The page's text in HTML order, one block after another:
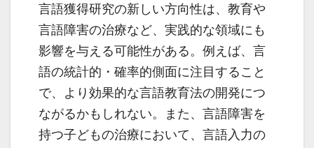
言語獲得研究の新しい方向性は、教育や
言語障害の治療など、実践的な領域にも
影響を与える可能性がある。例えば、言
語の統計的・確率的側面に注目すること
で、より効果的な言語教育法の開発につ
ながるかもしれない。また、言語障害を
持つ子どもの治療において、言語入力の